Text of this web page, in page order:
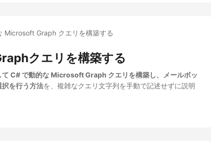
クエリを構築する
C# で動的な Microsoft Graph クエリを構築し、メールボッ
を行う方法を、複雑なクエリ文字列を手動で記述せずに説明